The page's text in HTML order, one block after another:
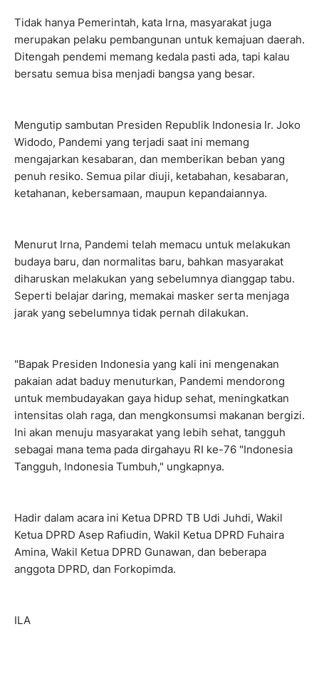
Tidak hanya Pemerintah, kata Irna, masyarakat juga
merupakan pelaku pembangunan untuk kemajuan daerah.
Ditengah pendemi memang kedala pasti ada, tapi kalau
bersatu semua bisa menjadi bangsa yang besar.
Mengutip sambutan Presiden Republik Indonesia Ir. Joko
Widodo, Pandemi yang terjadi saat ini memang
mengajarkan kesabaran, dan memberikan beban yang
penuh resiko. Semua pilar diuji, ketabahan, kesabaran,
ketahanan, kebersamaan, maupun kepandaiannya.
Menurut Irna, Pandemi telah memacu untuk melakukan
budaya baru, dan normalitas baru, bahkan masyarakat
diharuskan melakukan yang sebelumnya dianggap tabu.
Seperti belajar daring, memakai masker serta menjaga
jarak yang sebelumnya tidak pernah dilakukan.
"Bapak Presiden Indonesia yang kali ini mengenakan
pakaian adat baduy menuturkan, Pandemi mendorong
untuk membudayakan gaya hidup sehat, meningkatkan
intensitas olah raga, dan mengkonsumsi makanan bergizi.
Ini akan menuju masyarakat yang lebih sehat, tangguh
sebagai mana tema pada dirgahayu RI ke-76 "Indonesia
Tangguh, Indonesia Tumbuh," ungkapnya.
Hadir dalam acara ini Ketua DPRD TB Udi Juhdi, Wakil
Ketua DPRD Asep Rafiudin, Wakil Ketua DPRD Fuhaira
Amina, Wakil Ketua DPRD Gunawan, dan beberapa
anggota DPRD, dan Forkopimda.
ILA